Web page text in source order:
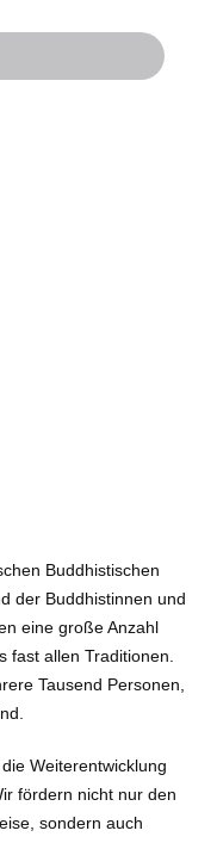
Buddhistischen
der Buddhistinnen und
eine große Anzahl
fast allen Traditionen.
Tausend Personen,
Weiterentwicklung
fördern nicht nur den
sondern auch